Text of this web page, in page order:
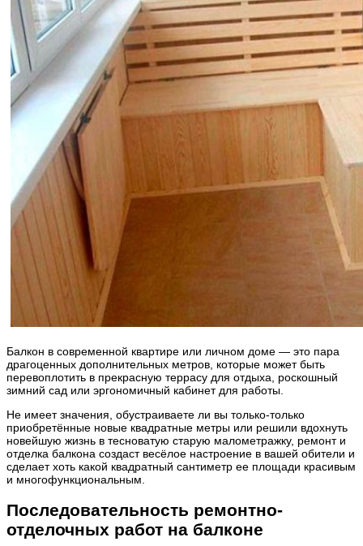
Балкон в современной квартире или личном доме — это пара
драгоценных дополнительных метров, которые может быть
перевоплотить в прекрасную террасу для отдыха, роскошный
зимний сад или эргономичный кабинет для работы.
Не имеет значения, обустраиваете ли вы только-только
приобретённые новые квадратные метры или решили вдохнуть
новейшую жизнь в тесноватую старую малометражку, ремонт и
отделка балкона создаст весёлое настроение в вашей обители и
сделает хоть какой квадратный сантиметр ее площади красивым
и многофункциональным.
Последовательность ремонтно-
отделочных работ на балконе